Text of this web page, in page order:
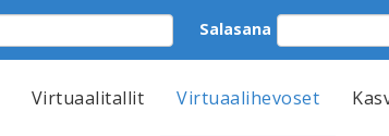
Salasana
Virtuaalitallit Virtuaalihevoset